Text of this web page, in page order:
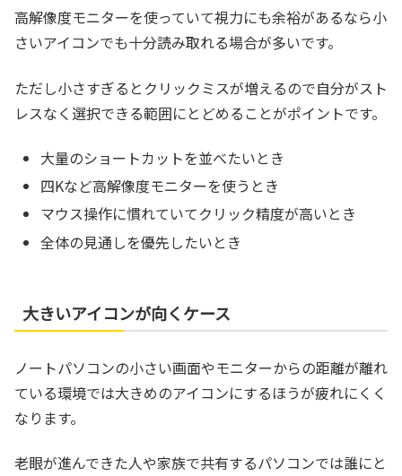
高解像度モニターを使っていて視力にも余裕があるなら小
さいアイコンでも十分読み取れる場合が多いです。
ただし小さすぎるとクリックミスが増えるので自分がスト
レスなく選択できる範囲にとどめることがポイントです。
大量のショートカットを並べたいとき
四Kなど高解像度モニターを使うとき
マウス操作に慣れていてクリック精度が高いとき
全体の見通しを優先したいとき
大きいアイコンが向くケース
ノートパソコンの小さい画面やモニターからの距離が離れ
ている環境では大きめのアイコンにするほうが疲れにくく
なります。
老眼が進んできた人や家族で共有するパソコンでは誰にと